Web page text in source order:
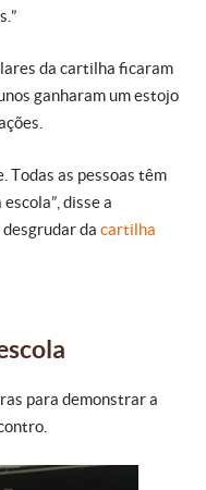
da cartilha ficaram
ganharam um estojo
Todas as pessoas têm
disse a
da cartilha
para demonstrar a